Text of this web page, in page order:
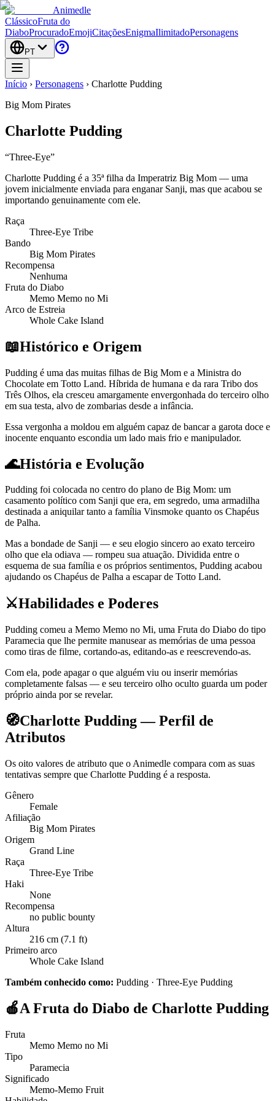
Animedle
ClássicoFruta do
DiaboProcuradoEmojiCitaçõesEnigmaIlimitadoPersonagens
PT
Início › Personagens › Charlotte Pudding
Big Mom Pirates
Charlotte Pudding
“Three-Eye”
Charlotte Pudding é a 35ª filha da Imperatriz Big Mom — uma
jovem inicialmente enviada para enganar Sanji, mas que acabou se
importando genuinamente com ele.
Raça
Three-Eye Tribe
Bando
Big Mom Pirates
Recompensa
Nenhuma
Fruta do Diabo
Memo Memo no Mi
Arco de Estreia
Whole Cake Island
📖Histórico e Origem
Pudding é uma das muitas filhas de Big Mom e a Ministra do
Chocolate em Totto Land. Híbrida de humana e da rara Tribo dos
Três Olhos, ela cresceu amargamente envergonhada do terceiro olho
em sua testa, alvo de zombarias desde a infância.
Essa vergonha a moldou em alguém capaz de bancar a garota doce e
inocente enquanto escondia um lado mais frio e manipulador.
🌊História e Evolução
Pudding foi colocada no centro do plano de Big Mom: um
casamento político com Sanji que era, em segredo, uma armadilha
destinada a aniquilar tanto a família Vinsmoke quanto os Chapéus
de Palha.
Mas a bondade de Sanji — e seu elogio sincero ao exato terceiro
olho que ela odiava — rompeu sua atuação. Dividida entre o
esquema de sua família e os próprios sentimentos, Pudding acabou
ajudando os Chapéus de Palha a escapar de Totto Land.
⚔️Habilidades e Poderes
Pudding comeu a Memo Memo no Mi, uma Fruta do Diabo do tipo
Paramecia que lhe permite manusear as memórias de uma pessoa
como tiras de filme, cortando-as, editando-as e reescrevendo-as.
Com ela, pode apagar o que alguém viu ou inserir memórias
completamente falsas — e seu terceiro olho oculto guarda um poder
próprio ainda por se revelar.
🧭Charlotte Pudding — Perfil de
Atributos
Os oito valores de atributo que o Animedle compara com as suas
tentativas sempre que Charlotte Pudding é a resposta.
Gênero
Female
Afiliação
Big Mom Pirates
Origem
Grand Line
Raça
Three-Eye Tribe
Haki
None
Recompensa
no public bounty
Altura
216 cm (7.1 ft)
Primeiro arco
Whole Cake Island
Também conhecido como: Pudding · Three-Eye Pudding
🍎A Fruta do Diabo de Charlotte Pudding
Fruta
Memo Memo no Mi
Tipo
Paramecia
Significado
Memo-Memo Fruit